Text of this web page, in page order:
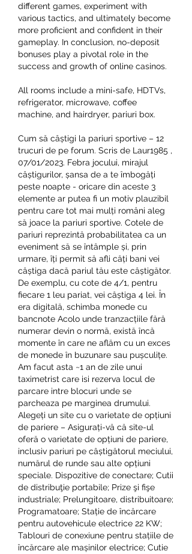
different games, experiment with
various tactics, and ultimately become
more proficient and confident in their
gameplay. In conclusion, no-deposit
bonuses play a pivotal role in the
success and growth of online casinos.
All rooms include a mini-safe, HDTVs,
refrigerator, microwave, coffee
machine, and hairdryer, pariuri box.
Cum să câștigi la pariuri sportive – 12
trucuri de pe forum. Scris de Laur1985 ,
07/01/2023. Febra jocului, mirajul
câștigurilor, șansa de a te îmbogăți
peste noapte - oricare din aceste 3
elemente ar putea fi un motiv plauzibil
pentru care tot mai mulți români aleg
să joace la pariuri sportive. Cotele de
pariuri reprezintă probabilitatea ca un
eveniment să se întâmple și, prin
urmare, îți permit să afli câți bani vei
câștiga dacă pariul tău este câștigător.
De exemplu, cu cote de 4/1, pentru
fiecare 1 leu pariat, vei câștiga 4 lei. În
era digitală, schimba monede cu
bancnote Acolo unde tranzacțiile fără
numerar devin o normă, există încă
momente în care ne aflăm cu un exces
de monede în buzunare sau pușculițe.
Am facut asta ~1 an de zile unui
taximetrist care isi rezerva locul de
parcare intre blocuri unde se
parcheaza pe marginea drumului.
Alegeți un site cu o varietate de opțiuni
de pariere – Asigurați-vă că site-ul
oferă o varietate de opțiuni de pariere,
inclusiv pariuri pe câștigătorul meciului,
numărul de runde sau alte opțiuni
speciale. Dispozitive de conectare; Cutii
de distribuţie portabile; Prize şi fişe
industriale; Prelungitoare, distribuitoare;
Programatoare; Stație de încărcare
pentru autovehicule electrice 22 KW;
Tablouri de conexiune pentru stațiile de
încărcare ale mașinilor electrice; Cutie